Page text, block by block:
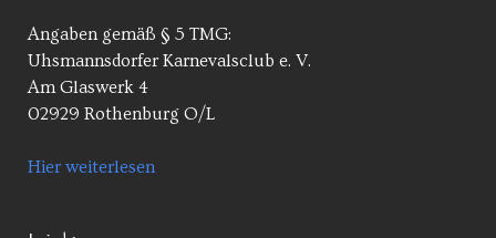
Angaben gemäß § 5 TMG:
Uhsmannsdorfer Karnevalsclub e. V.
Am Glaswerk 4
02929 Rothenburg O/L
Hier weiterlesen